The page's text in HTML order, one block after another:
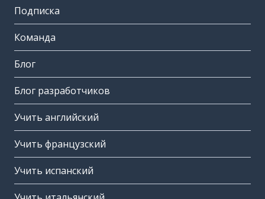
Подписка
Команда
Блог
Блог разработчиков
Учить английский
Учить французский
Учить испанский